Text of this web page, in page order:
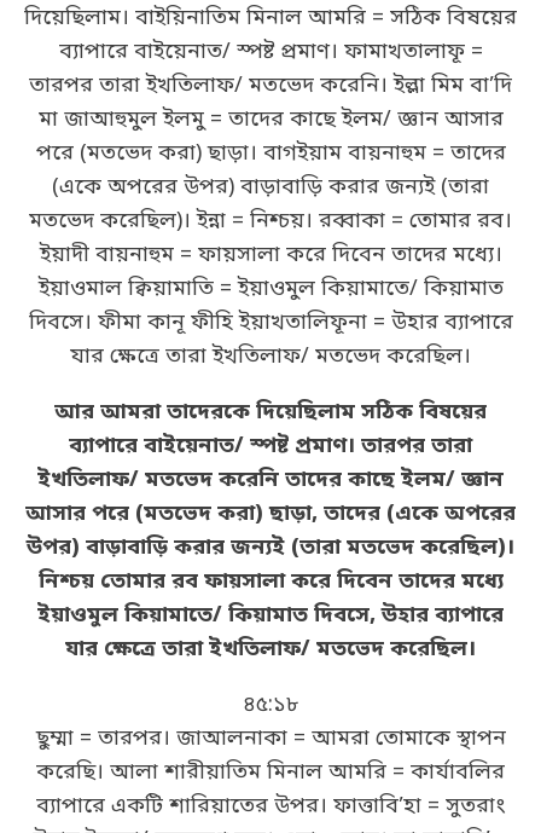
দিয়েছিলাম। বাইয়িনাতিম মিনাল আমরি = সঠিক বিষয়ের
ব্যাপারে বাইয়েনাত/ স্পষ্ট প্রমাণ। ফামাখতালাফূ =
তারপর তারা ইখতিলাফ/ মতভেদ করেনি। ইল্লা মিম বা’দি
মা জাআহুমুল ইলমু = তাদের কাছে ইলম/ জ্ঞান আসার
পরে (মতভেদ করা) ছাড়া। বাগইয়াম বায়নাহুম = তাদের
(একে অপরের উপর) বাড়াবাড়ি করার জন্যই (তারা
মতভেদ করেছিল)। ইন্না = নিশ্চয়। রব্বাকা = তোমার রব।
ইয়াদী বায়নাহুম = ফায়সালা করে দিবেন তাদের মধ্যে।
ইয়াওমাল ক্বিয়ামাতি = ইয়াওমুল কিয়ামাতে/ কিয়ামাত
দিবসে। ফীমা কানূ ফীহি ইয়াখতালিফূনা = উহার ব্যাপারে
যার ক্ষেত্রে তারা ইখতিলাফ/ মতভেদ করেছিল।
আর আমরা তাদেরকে দিয়েছিলাম সঠিক বিষয়ের
ব্যাপারে বাইয়েনাত/ স্পষ্ট প্রমাণ। তারপর তারা
ইখতিলাফ/ মতভেদ করেনি তাদের কাছে ইলম/ জ্ঞান
আসার পরে (মতভেদ করা) ছাড়া, তাদের (একে অপরের
উপর) বাড়াবাড়ি করার জন্যই (তারা মতভেদ করেছিল)।
নিশ্চয় তোমার রব ফায়সালা করে দিবেন তাদের মধ্যে
ইয়াওমুল কিয়ামাতে/ কিয়ামাত দিবসে, উহার ব্যাপারে
যার ক্ষেত্রে তারা ইখতিলাফ/ মতভেদ করেছিল।
৪৫:১৮
ছুম্মা = তারপর। জাআলনাকা = আমরা তোমাকে স্থাপন
করেছি। আলা শারীয়াতিম মিনাল আমরি = কার্যাবলির
ব্যাপারে একটি শারিয়াতের উপর। ফাত্তাবি’হা = সুতরাং